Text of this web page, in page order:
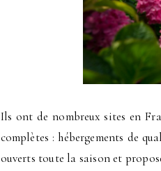
Ils ont de nombreux sites en
complètes : hébergements de
ouverts toute la saison et